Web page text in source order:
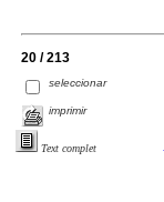
20 / 213
seleccionar
imprimir
Text complet